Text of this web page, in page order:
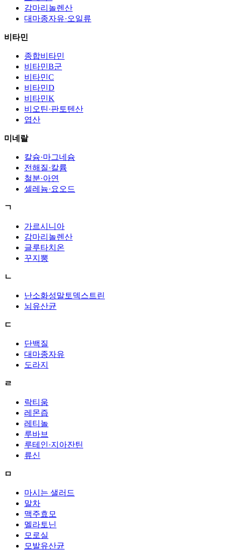
감마리놀렌산
대마종자유·오일류
비타민
종합비타민
비타민B군
비타민C
비타민D
비타민K
비오틴·판토텐산
엽산
미네랄
칼슘·마그네슘
전해질·칼륨
철분·아연
셀레늄·요오드
ㄱ
가르시니아
감마리놀렌산
글루타치온
꾸지뽕
ㄴ
난소화성말토덱스트린
뇌유산균
ㄷ
단백질
대마종자유
도라지
ㄹ
락티움
레몬즙
레티놀
루바브
루테인·지아잔틴
류신
ㅁ
마시는 샐러드
말차
맥주효모
멜라토닌
모로실
모발유산균